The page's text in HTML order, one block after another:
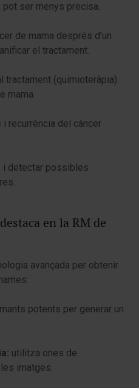
pot ser menys precisa.
de mama després d’un
el tractament.
tractament (quimioteràpia)
mama.
recurrència del càncer
i detectar possibles
en la RM de
avançada per obtenir
potents per generar un
utilitza ones de
imatges.